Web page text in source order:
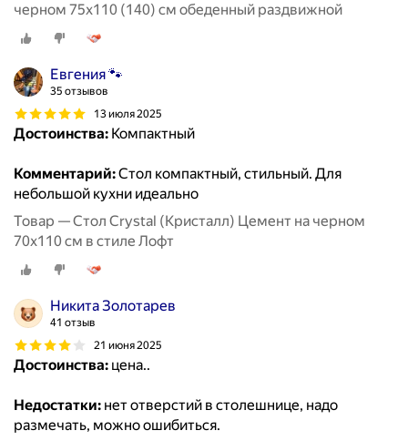
черном 75х110 (140) см обеденный раздвижной
Евгения 🐾
35 отзывов
13 июля 2025
Достоинства: Компактный
Комментарий:Стол компактный, стильный. Для
небольшой кухни идеально
Товар — Стол Crystal (Кристалл) Цемент на черном
70х110 см в стиле Лофт
Никита Золотарев
41 отзыв
21 июня 2025
Достоинства: цена..
Недостатки: нет отверстий в столешнице, надо
размечать, можно ошибиться.